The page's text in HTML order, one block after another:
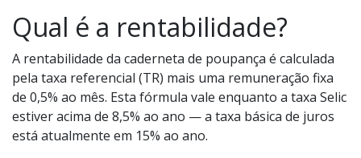
Qual é a rentabilidade?
A rentabilidade da caderneta de poupança é calculada
pela taxa referencial (TR) mais uma remuneração fixa
de 0,5% ao mês. Esta fórmula vale enquanto a taxa Selic
estiver acima de 8,5% ao ano — a taxa básica de juros
está atualmente em 15% ao ano.